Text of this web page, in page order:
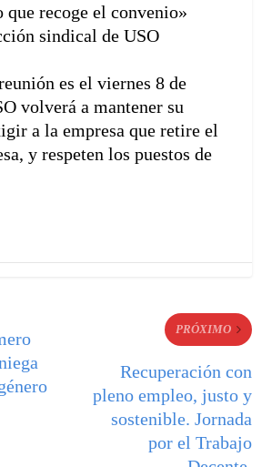
que recoge el convenio»
sindical de USO
es el viernes 8 de
volverá a mantener su
a la empresa que retire el
y respeten los puestos de
PRÓXIMO
Recuperación con
pleno empleo, justo y
sostenible. Jornada
por el Trabajo